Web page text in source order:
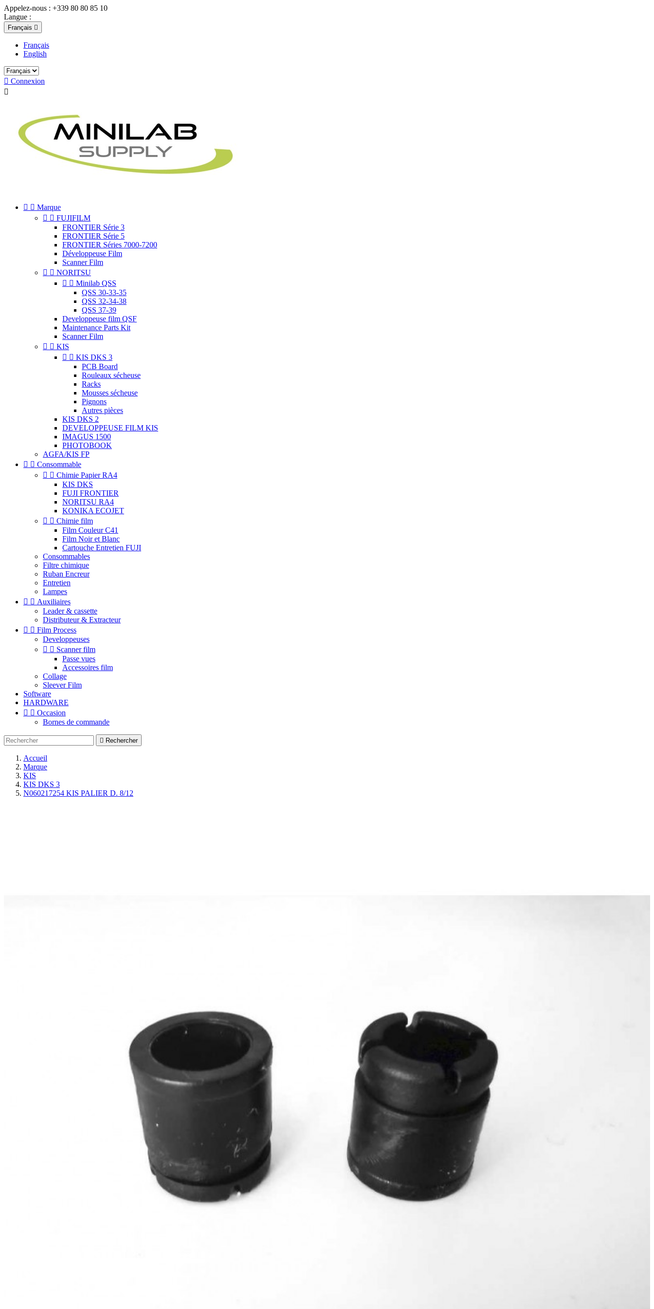
Appelez-nous : +339 80 80 85 10
Langue :
Français 
Français
English
 Connexion

  Marque
  FUJIFILM
FRONTIER Série 3
FRONTIER Série 5
FRONTIER Séries 7000-7200
Développeuse Film
Scanner Film
  NORITSU
  Minilab QSS
QSS 30-33-35
QSS 32-34-38
QSS 37-39
Developpeuse film QSF
Maintenance Parts Kit
Scanner Film
  KIS
  KIS DKS 3
PCB Board
Rouleaux sécheuse
Racks
Mousses sécheuse
Pignons
Autres pièces
KIS DKS 2
DEVELOPPEUSE FILM KIS
IMAGUS 1500
PHOTOBOOK
AGFA/KIS FP
  Consommable
  Chimie Papier RA4
KIS DKS
FUJI FRONTIER
NORITSU RA4
KONIKA ECOJET
  Chimie film
Film Couleur C41
Film Noir et Blanc
Cartouche Entretien FUJI
Consommables
Filtre chimique
Ruban Encreur
Entretien
Lampes
  Auxiliaires
Leader & cassette
Distributeur & Extracteur
  Film Process
Developpeuses
  Scanner film
Passe vues
Accessoires film
Collage
Sleever Film
Software
HARDWARE
  Occasion
Bornes de commande
 Rechercher
Accueil
Marque
KIS
KIS DKS 3
N060217254 KIS PALIER D. 8/12